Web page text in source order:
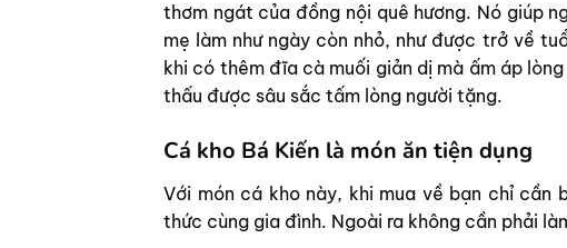
thơm ngát của đồng nội quê hương. Nó giúp
mẹ làm như ngày còn nhỏ, như được trở về
khi có thêm đĩa cà muối giản dị mà ấm áp
thấu được sâu sắc tấm lòng người tặng.
Cá kho Bá Kiến là món ăn tiện dụng
Với món cá kho này, khi mua về bạn chỉ
thức cùng gia đình. Ngoài ra không cần phải